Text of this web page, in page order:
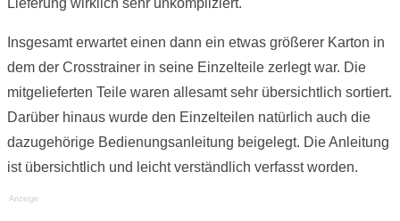
Lieferung wirklich sehr unkompliziert.
Insgesamt erwartet einen dann ein etwas größerer Karton in
dem der Crosstrainer in seine Einzelteile zerlegt war. Die
mitgelieferten Teile waren allesamt sehr übersichtlich sortiert.
Darüber hinaus wurde den Einzelteilen natürlich auch die
dazugehörige Bedienungsanleitung beigelegt. Die Anleitung
ist übersichtlich und leicht verständlich verfasst worden.
Anzeige